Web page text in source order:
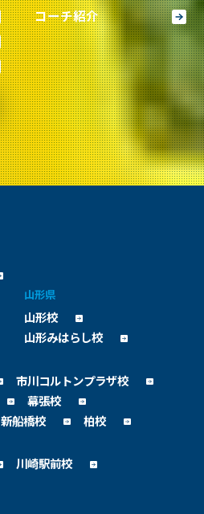
コーチ紹介
山形県
山形校
山形みはらし校
市川コルトンプラザ校
幕張校
新船橋校 柏校
川崎駅前校